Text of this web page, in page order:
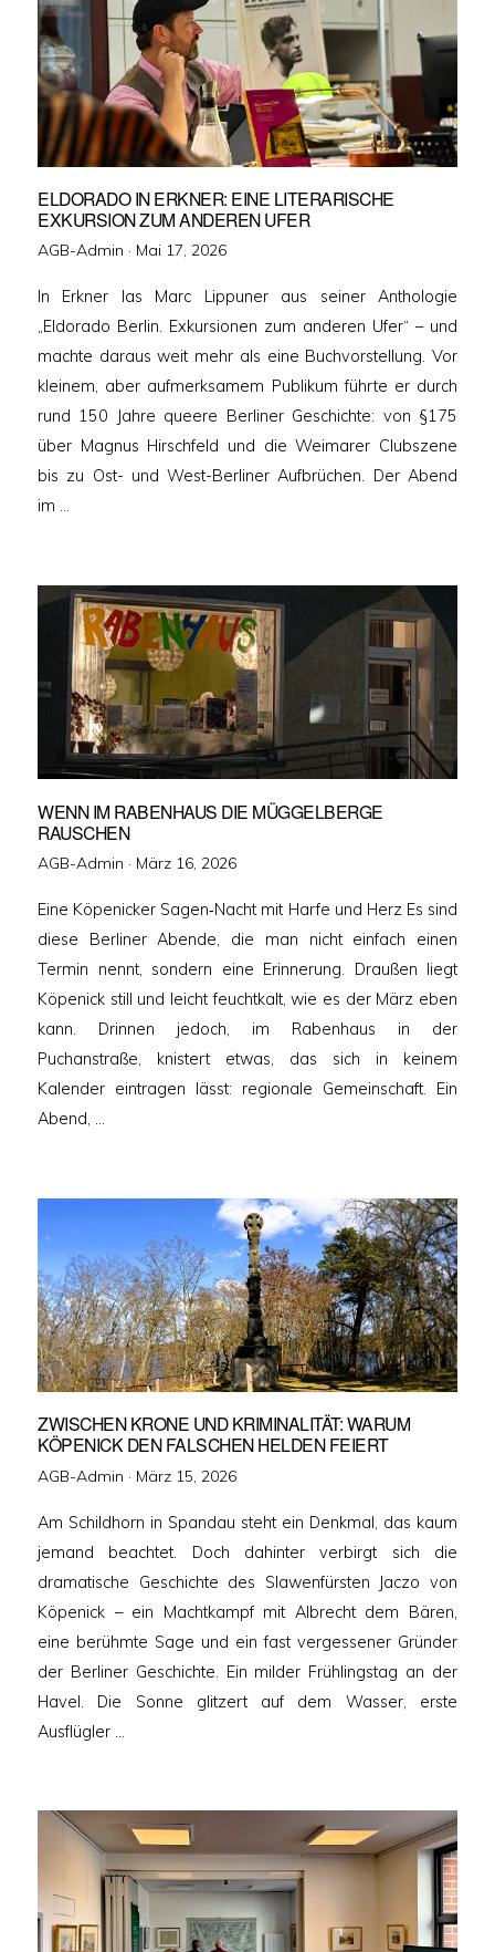
ELDORADO IN ERKNER: EINE LITERARISCHE
EXKURSION ZUM ANDEREN UFER
AGB-Admin · Veröffentlicht
Mai 17, 2026
In Erkner las Marc Lippuner aus seiner Anthologie
„Eldorado Berlin. Exkursionen zum anderen Ufer“ – und
machte daraus weit mehr als eine Buchvorstellung. Vor
kleinem, aber aufmerksamem Publikum führte er durch
rund 150 Jahre queere Berliner Geschichte: von §175
über Magnus Hirschfeld und die Weimarer Clubszene
bis zu Ost- und West-Berliner Aufbrüchen. Der Abend
im …
WENN IM RABENHAUS DIE MÜGGELBERGE
RAUSCHEN
AGB-Admin · Veröffentlicht
März 16, 2026
Eine Köpenicker Sagen‑Nacht mit Harfe und Herz Es sind
diese Berliner Abende, die man nicht einfach einen
Termin nennt, sondern eine Erinnerung. Draußen liegt
Köpenick still und leicht feuchtkalt, wie es der März eben
kann. Drinnen jedoch, im Rabenhaus in der
Puchanstraße, knistert etwas, das sich in keinem
Kalender eintragen lässt: regionale Gemeinschaft. Ein
Abend, …
ZWISCHEN KRONE UND KRIMINALITÄT: WARUM
KÖPENICK DEN FALSCHEN HELDEN FEIERT
AGB-Admin · Veröffentlicht
März 15, 2026
Am Schildhorn in Spandau steht ein Denkmal, das kaum
jemand beachtet. Doch dahinter verbirgt sich die
dramatische Geschichte des Slawenfürsten Jaczo von
Köpenick – ein Machtkampf mit Albrecht dem Bären,
eine berühmte Sage und ein fast vergessener Gründer
der Berliner Geschichte. Ein milder Frühlingstag an der
Havel. Die Sonne glitzert auf dem Wasser, erste
Ausflügler …